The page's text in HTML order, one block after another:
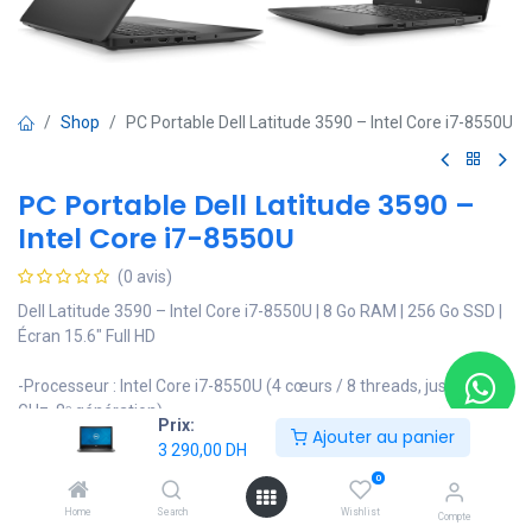
Prix:
3 290,00 DH
Ajouter au panier
Home Search
0
Wishlist Compte
Shop PC Portable Dell Latitude 3590 – Intel Core i7-8550U
PC Portable Dell Latitude 3590 –
Intel Core i7-8550U
(0 avis)
Dell Latitude 3590 – Intel Core i7-8550U | 8 Go RAM | 256 Go SSD |
Écran 15.6" Full HD
-Processeur : Intel Core i7-8550U (4 cœurs / 8 threads, jusqu’à 4.0
GHz, 8ᵉ génération)
-Mémoire : 8 Go RAM DDR4
-Stockage : SSD NVMe 256 Go
-Écran : 15.6" Full HD (1920 × 1080), antireflet, grand confort visuel
-Graphiques : Intel UHD Graphics 620